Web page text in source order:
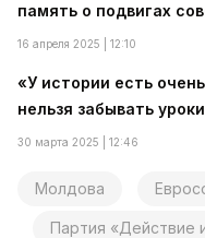
память о подвигах
16 апреля 2025 | 12:10
«У истории есть
нельзя забывать
30 марта 2025 | 12:46
Молдова
Партия «Действие